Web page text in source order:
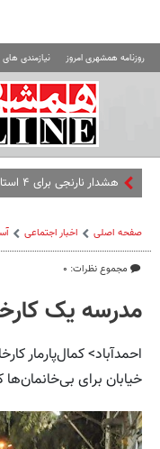
روزنامه همشهری امروز نیازمندی
صفحه اصلی اخبار اجتماعی
مجموع نظرات: ۰
مدرسه یک
خیابان‌ برای